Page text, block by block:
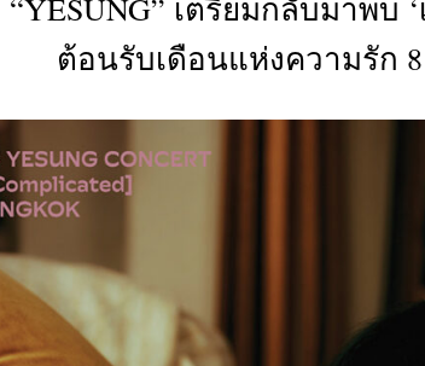
ACTIVITIES
&
เตรียมกลับมาพบ
ต้อนรับเดือนแห่งความรัก